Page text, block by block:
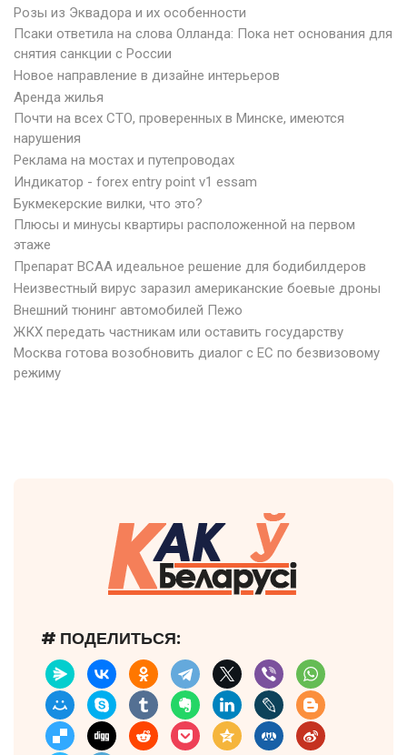
Розы из Эквадора и их особенности
Псаки ответила на слова Олланда: Пока нет основания для
снятия санкции с России
Новое направление в дизайне интерьеров
Аренда жилья
Почти на всех СТО, проверенных в Минске, имеются
нарушения
Реклама на мостах и путепроводах
Индикатор - forex entry point v1 essam
Букмекерские вилки, что это?
Плюсы и минусы квартиры расположенной на первом
этаже
Препарат BCAA идеальное решение для бодибилдеров
Неизвестный вирус заразил американские боевые дроны
Внешний тюнинг автомобилей Пежо
ЖКХ передать частникам или оставить государству
Москва готова возобновить диалог с ЕС по безвизовому
режиму
# ПОДЕЛИТЬСЯ: